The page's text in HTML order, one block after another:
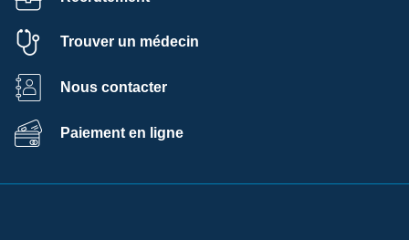
Trouver un médecin
Nous contacter
Paiement en ligne